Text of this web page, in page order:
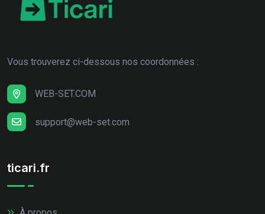
Vous trouverez ci-dessous nos coordonnées :
WEB-SET.COM
support@web-set.com
ticari.fr